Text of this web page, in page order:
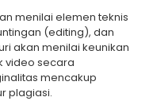
menilai elemen teknis
(editing), dan
akan menilai keunikan
video secara
mencakup
plagiasi.